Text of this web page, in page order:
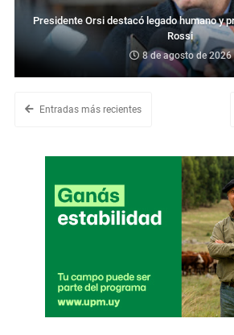
Presidente Orsi destacó legado humano y
Rossi
8 de agosto de 2026
Entradas más recientes